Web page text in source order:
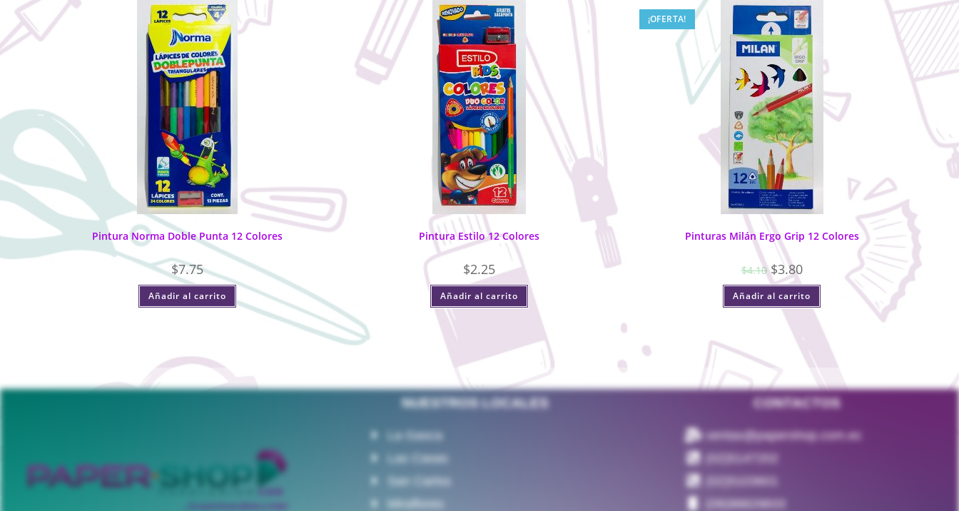
Pintura Norma Doble Punta 12 Colores
$7.75
Añadir al carrito
Pintura Estilo 12 Colores
$2.25
Añadir al carrito
¡OFERTA!
Pinturas Milán Ergo Grip 12 Colores
$4.10 $3.80
Añadir al carrito
NUESTROS LOCALES
La Gasca
Las Casas
San Carlos
Miraflores
CONTACTOS
ventas@papershop.com.ec
(02)5147202
(02)5103601
(09)98829833